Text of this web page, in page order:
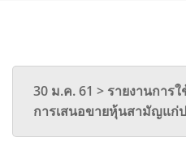
30 ม.ค. 61 > รายงานการ
การเสนอขายหุ้นสามัญแก่